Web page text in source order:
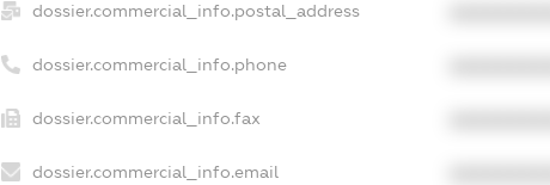
dossier.commercial_info.postal_address
dossier.commercial_info.phone
dossier.commercial_info.fax
dossier.commercial_info.email